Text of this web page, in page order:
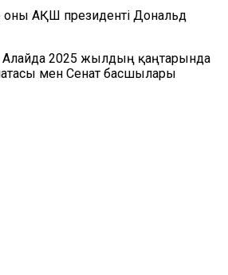
оны АҚШ президенті Дональд
Алайда 2025 жылдың қаңтарында
мен Сенат басшылары